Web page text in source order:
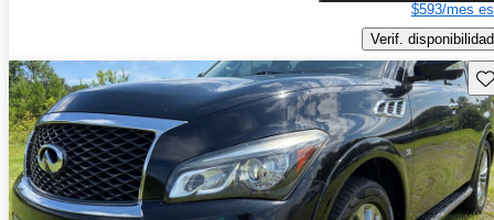
$593/mes
Verif. disponibilidad